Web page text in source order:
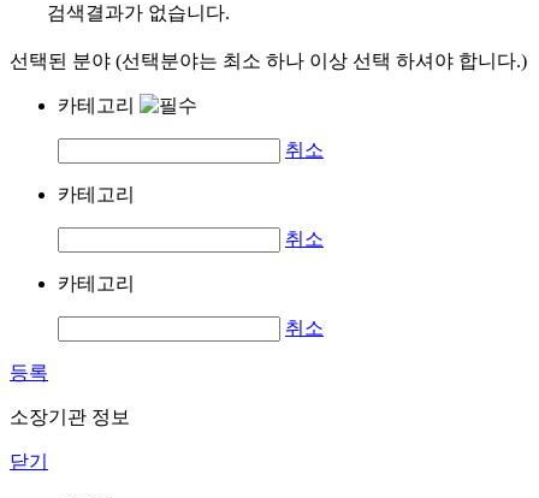
검색결과가 없습니다.
선택된 분야 (선택분야는 최소 하나 이상 선택 하셔야 합니다.)
카테고리
취소
카테고리
취소
카테고리
취소
등록
소장기관 정보
닫기